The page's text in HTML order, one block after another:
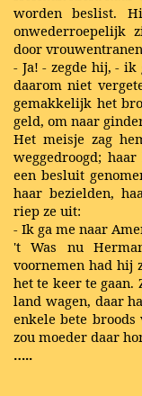
worden beslist.
onwederroepelijk
door
- Ja! - zegde hij, -
daarom niet
gemakkelijk het
geld, om naar
Het meisje zag
weggedroogd;
een besluit
haar bezielden,
riep ze uit:
- Ik ga me naar
't Was nu
voornemen had hij
het te keer te
land wagen, daar
enkele bete
zou moeder daar
…..